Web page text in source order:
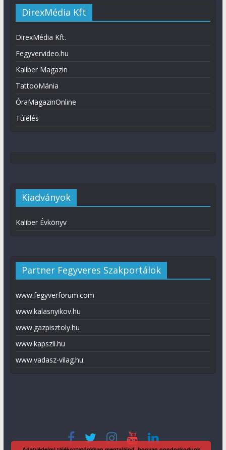
DirexMédia Kft
DirexMédia Kft.
Fegyvervideo.hu
Kaliber Magazin
TattooMánia
ÓraMagazinOnline
Túlélés
Kiadványok
Kaliber Évkönyv
Partner Fegyveres Szakportálok
www.fegyverforum.com
www.kalasnyikov.hu
www.gazpisztoly.hu
www.kapszli.hu
www.vadasz-vilag.hu